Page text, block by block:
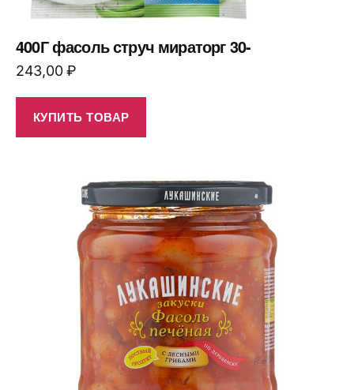
400Г фасоль струч мираторг 30-
243,00₽
КУПИТЬ ТОВАР